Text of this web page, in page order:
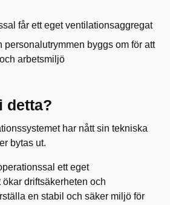
får ett eget ventilationsaggregat
personalutrymmen byggs om för att
arbetsmiljö
detta?
har nått sin tekniska
bytas ut.
ett eget
driftsäkerheten och
en stabil och säker miljö för